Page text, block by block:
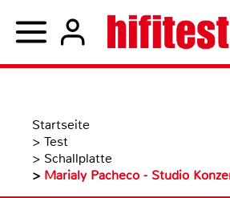
Startseite
> Test
> Schallplatte
> Marialy Pacheco - Studio